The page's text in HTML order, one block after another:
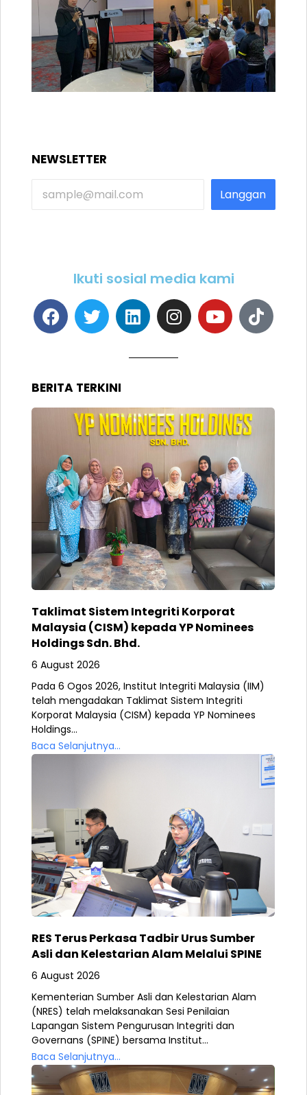
NEWSLETTER
Langgan
Ikuti sosial media kami
BERITA TERKINI
Taklimat Sistem Integriti Korporat
Malaysia (CISM) kepada YP Nominees
Holdings Sdn. Bhd.
6 August 2026
Pada 6 Ogos 2026, Institut Integriti Malaysia (IIM)
telah mengadakan Taklimat Sistem Integriti
Korporat Malaysia (CISM) kepada YP Nominees
Holdings...
Baca Selanjutnya...
RES Terus Perkasa Tadbir Urus Sumber
Asli dan Kelestarian Alam Melalui SPINE
6 August 2026
Kementerian Sumber Asli dan Kelestarian Alam
(NRES) telah melaksanakan Sesi Penilaian
Lapangan Sistem Pengurusan Integriti dan
Governans (SPINE) bersama Institut...
Baca Selanjutnya...